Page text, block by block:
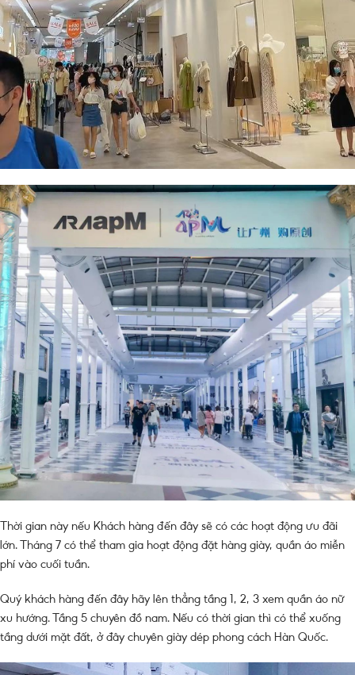
Thời gian này nếu Khách hàng đến đây sẽ có các hoạt động ưu đãi
lớn. Tháng 7 có thể tham gia hoạt động đặt hàng giày, quần áo miễn
phí vào cuối tuần.
Quý khách hàng đến đây hãy lên thẳng tầng 1, 2, 3 xem quần áo nữ
xu hướng. Tầng 5 chuyên đồ nam. Nếu có thời gian thì có thể xuống
tầng dưới mặt đất, ở đây chuyên giày dép phong cách Hàn Quốc.